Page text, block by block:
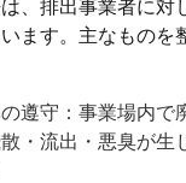
、排出事業者に対
ます。主なものを
遵守：事業場内で
・流出・悪臭が生